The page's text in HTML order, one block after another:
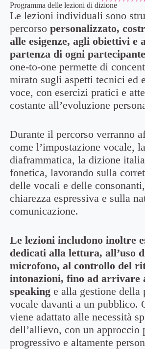
Programma delle lezioni di dizione
Le lezioni individuali sono
percorso personalizzato,
alle esigenze, agli obiettivi e
partenza di ogni partecipante
one-to-one permette di
mirato sugli aspetti tecnici ed
voce, con esercizi pratici e
costante all’evoluzione
Durante il percorso verranno
come l’impostazione vocale,
diaframmatica, la dizione
fonetica, lavorando sulla
delle vocali e delle
chiarezza espressiva e sulla
comunicazione.
Le lezioni includono inoltre
dedicati alla lettura, all’uso
microfono, al controllo del
intonazioni, fino ad arrivare
speaking e alla gestione della
vocale davanti a un pubblico.
viene adattato alle necessità
dell’allievo, con un approccio
progressivo e altamente